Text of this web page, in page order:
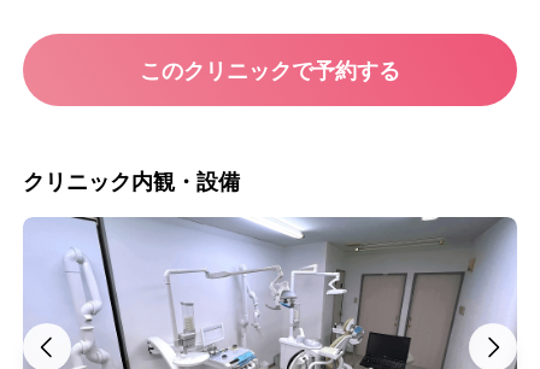
このクリニックで予約する
クリニック内観・設備